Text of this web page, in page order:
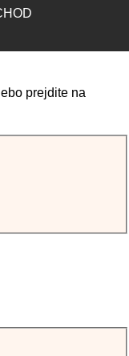
prejdite na